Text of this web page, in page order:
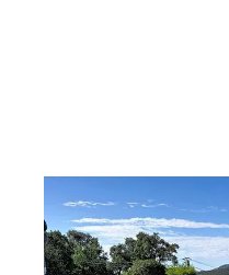
LA CROIX VALMER 83
90,50 m2, 4 pièces
Ref : 5311